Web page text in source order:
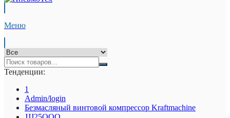
Меню
Тенденции:
1
Admin/login
Безмасляный винтовой компрессор Kraftmaсhine